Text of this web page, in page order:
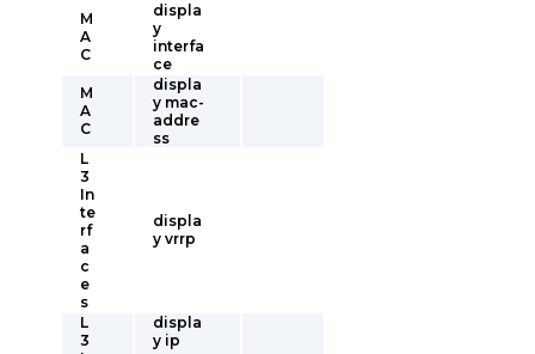
M
A
C
displa
y
interfa
ce
M
A
C
displa
y mac-
addre
ss
L
3
In
te
rf
a
c
e
s
displa
y vrrp
L
3
displa
y ip